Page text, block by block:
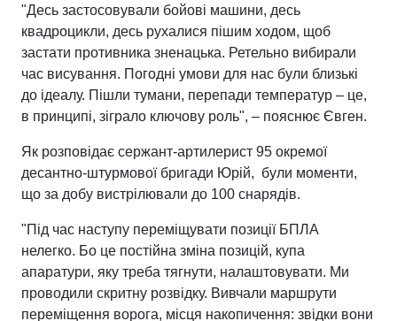
"Десь застосовували бойові машини, десь
квадроцикли, десь рухалися пішим ходом, щоб
застати противника зненацька. Ретельно вибирали
час висування. Погодні умови для нас були близькі
до ідеалу. Пішли тумани, перепади температур – це,
в принципі, зіграло ключову роль", – пояснює Євген.
Як розповідає сержант-артилерист 95 окремої
десантно-штурмової бригади Юрій, були моменти,
що за добу вистрілювали до 100 снарядів.
"Під час наступу переміщувати позиції БПЛА
нелегко. Бо це постійна зміна позицій, купа
апаратури, яку треба тягнути, налаштовувати. Ми
проводили скритну розвідку. Вивчали маршрути
переміщення ворога, місця накопичення: звідки вони